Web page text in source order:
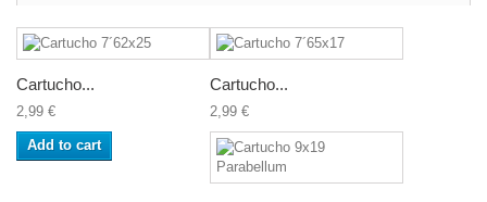
Cartucho...
2,99 €
Add to cart
Cartucho...
2,99 €